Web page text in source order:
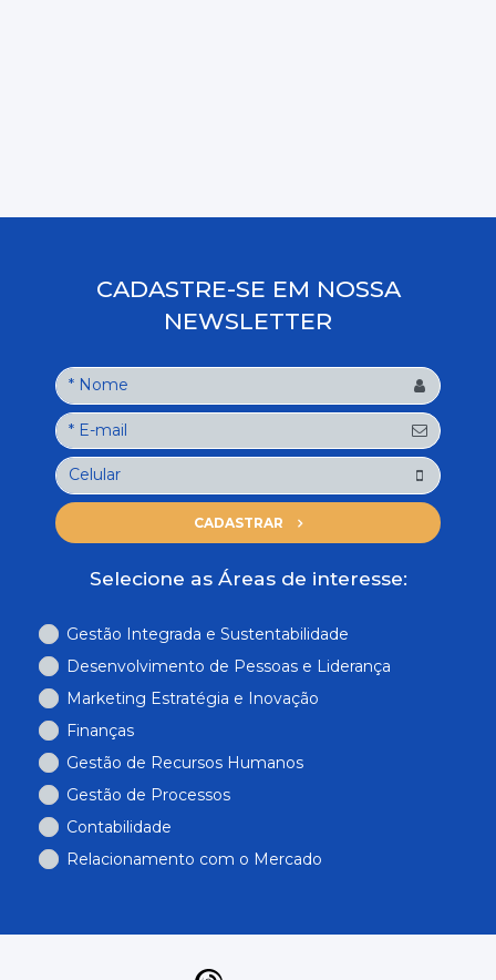
CADASTRE-SE EM NOSSA
NEWSLETTER
CADASTRAR
Selecione as Áreas de interesse:
Gestão Integrada e Sustentabilidade
Desenvolvimento de Pessoas e Liderança
Marketing Estratégia e Inovação
Finanças
Gestão de Recursos Humanos
Gestão de Processos
Contabilidade
Relacionamento com o Mercado